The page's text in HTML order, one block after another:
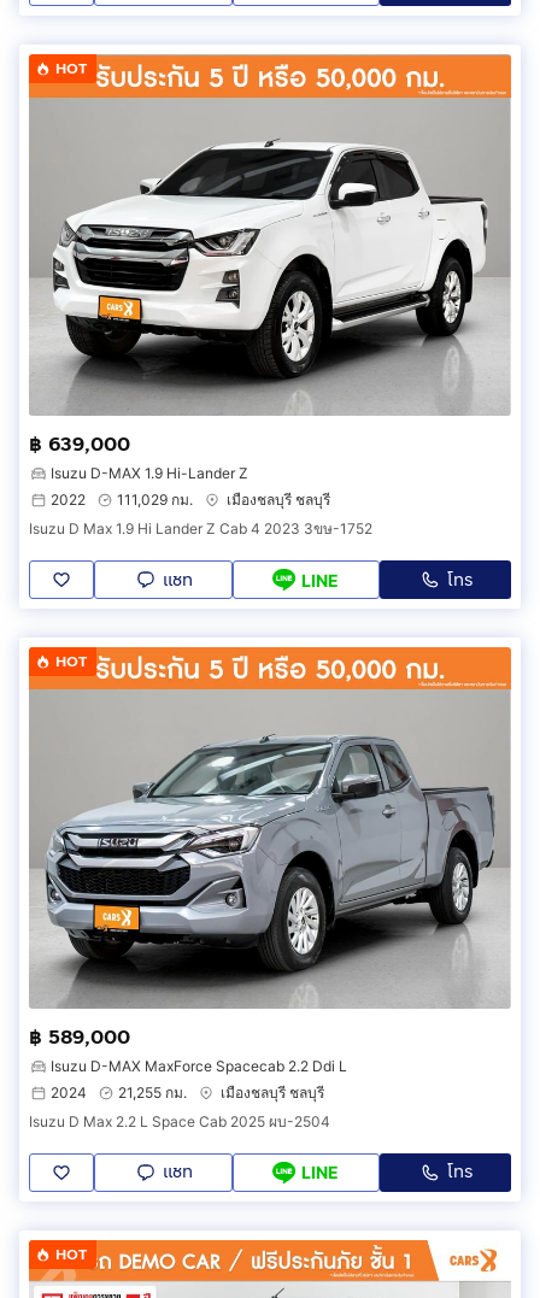
HOT
฿ 639,000
Isuzu D-MAX 1.9 Hi-Lander Z
2022
111,029 กม.
เมืองชลบุรี ชลบุรี
Isuzu D Max 1.9 Hi Lander Z Cab 4 2023 3ขษ-1752
แชท LINE โทร
HOT
฿ 589,000
Isuzu D-MAX MaxForce Spacecab 2.2 Ddi L
2024
21,255 กม.
เมืองชลบุรี ชลบุรี
Isuzu D Max 2.2 L Space Cab 2025 ผบ-2504
แชท LINE โทร
HOT